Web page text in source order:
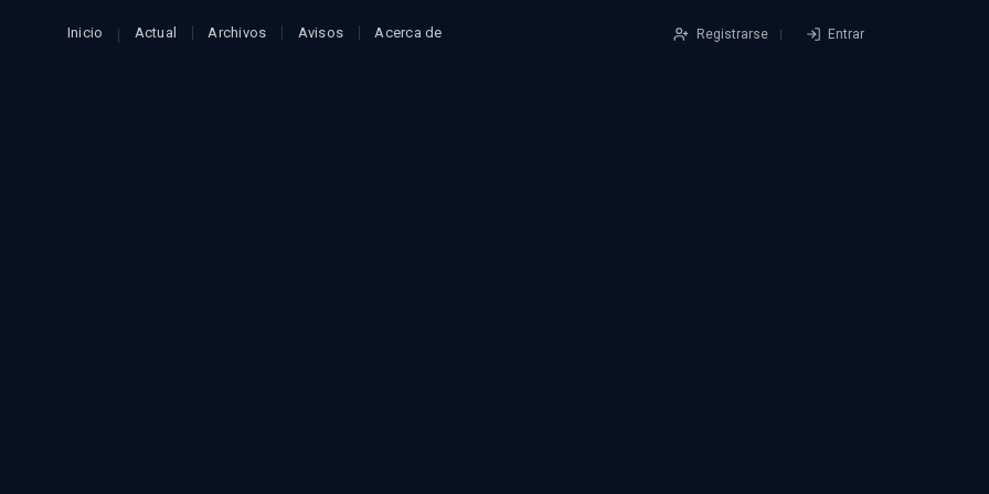
Inicio Actual Archivos Avisos Acerca de Registrarse Entrar